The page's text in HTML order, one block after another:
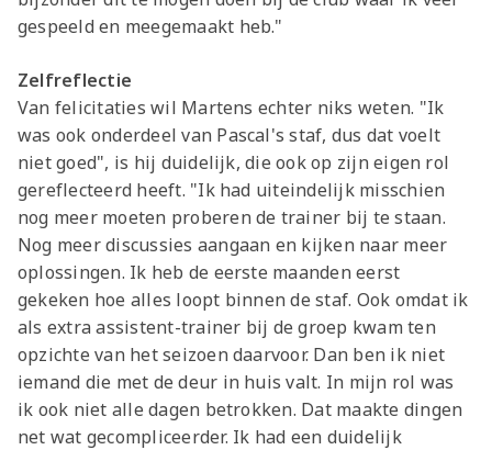
Jong AZ
Seizoenkaart
gespeeld en meegemaakt heb."
Zelfreflectie
Van felicitaties wil Martens echter niks weten. "Ik
was ook onderdeel van Pascal's staf, dus dat voelt
niet goed", is hij duidelijk, die ook op zijn eigen rol
gereflecteerd heeft. "Ik had uiteindelijk misschien
nog meer moeten proberen de trainer bij te staan.
Nog meer discussies aangaan en kijken naar meer
oplossingen. Ik heb de eerste maanden eerst
gekeken hoe alles loopt binnen de staf. Ook omdat ik
als extra assistent-trainer bij de groep kwam ten
opzichte van het seizoen daarvoor. Dan ben ik niet
iemand die met de deur in huis valt. In mijn rol was
ik ook niet alle dagen betrokken. Dat maakte dingen
net wat gecompliceerder. Ik had een duidelijk